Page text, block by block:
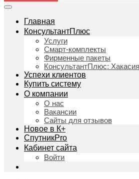
Главная
КонсультантПлюс
Услуги
Смарт-комплекты
Фирменные пакеты
КонсультантПлюс: Хакасия
Успехи клиентов
Купить систему
О компании
О нас
Вакансии
Сайты для отзывов
Новое в К+
СпутникPro
Кабинет сайта
Войти